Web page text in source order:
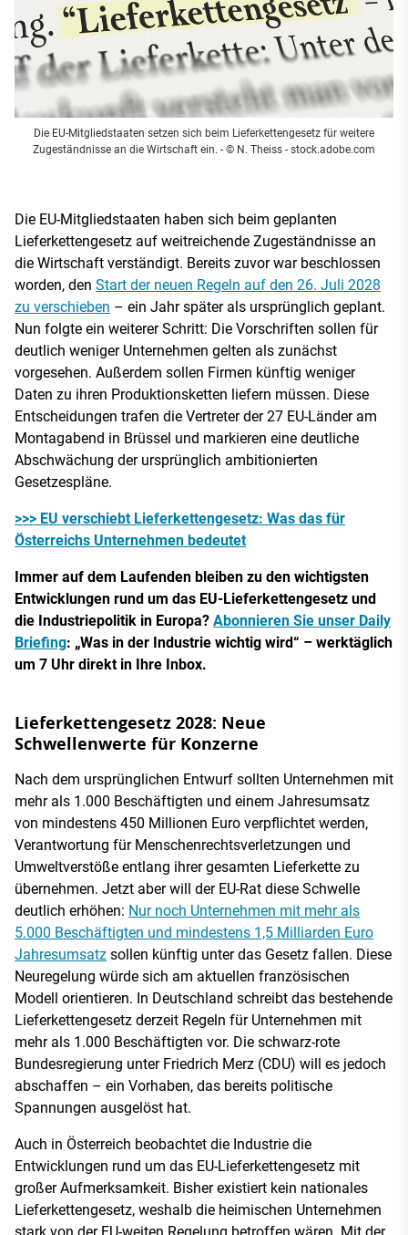
Die EU-Mitgliedstaaten setzen sich beim Lieferkettengesetz für weitere
Zugeständnisse an die Wirtschaft ein. - © N. Theiss - stock.adobe.com
Die EU-Mitgliedstaaten haben sich beim geplanten
Lieferkettengesetz auf weitreichende Zugeständnisse an
die Wirtschaft verständigt. Bereits zuvor war beschlossen
worden, den Start der neuen Regeln auf den 26. Juli 2028
zu verschieben – ein Jahr später als ursprünglich geplant.
Nun folgte ein weiterer Schritt: Die Vorschriften sollen für
deutlich weniger Unternehmen gelten als zunächst
vorgesehen. Außerdem sollen Firmen künftig weniger
Daten zu ihren Produktionsketten liefern müssen. Diese
Entscheidungen trafen die Vertreter der 27 EU-Länder am
Montagabend in Brüssel und markieren eine deutliche
Abschwächung der ursprünglich ambitionierten
Gesetzespläne.
>>> EU verschiebt Lieferkettengesetz: Was das für
Österreichs Unternehmen bedeutet
Immer auf dem Laufenden bleiben zu den wichtigsten
Entwicklungen rund um das EU-Lieferkettengesetz und
die Industriepolitik in Europa? Abonnieren Sie unser Daily
Briefing: „Was in der Industrie wichtig wird“ – werktäglich
um 7 Uhr direkt in Ihre Inbox.
Lieferkettengesetz 2028: Neue
Schwellenwerte für Konzerne
Nach dem ursprünglichen Entwurf sollten Unternehmen mit
mehr als 1.000 Beschäftigten und einem Jahresumsatz
von mindestens 450 Millionen Euro verpflichtet werden,
Verantwortung für Menschenrechtsverletzungen und
Umweltverstöße entlang ihrer gesamten Lieferkette zu
übernehmen. Jetzt aber will der EU-Rat diese Schwelle
deutlich erhöhen: Nur noch Unternehmen mit mehr als
5.000 Beschäftigten und mindestens 1,5 Milliarden Euro
Jahresumsatz sollen künftig unter das Gesetz fallen. Diese
Neuregelung würde sich am aktuellen französischen
Modell orientieren. In Deutschland schreibt das bestehende
Lieferkettengesetz derzeit Regeln für Unternehmen mit
mehr als 1.000 Beschäftigten vor. Die schwarz-rote
Bundesregierung unter Friedrich Merz (CDU) will es jedoch
abschaffen – ein Vorhaben, das bereits politische
Spannungen ausgelöst hat.
Auch in Österreich beobachtet die Industrie die
Entwicklungen rund um das EU-Lieferkettengesetz mit
großer Aufmerksamkeit. Bisher existiert kein nationales
Lieferkettengesetz, weshalb die heimischen Unternehmen
stark von der EU-weiten Regelung betroffen wären. Mit der